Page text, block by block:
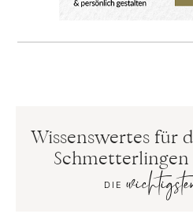
Wissenswertes für
DIE